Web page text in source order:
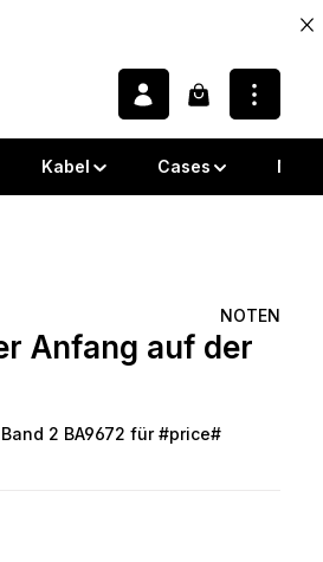
Warenkorb
Kabel Cases
NOTEN
Anfang auf der
2 BA9672 für #price#